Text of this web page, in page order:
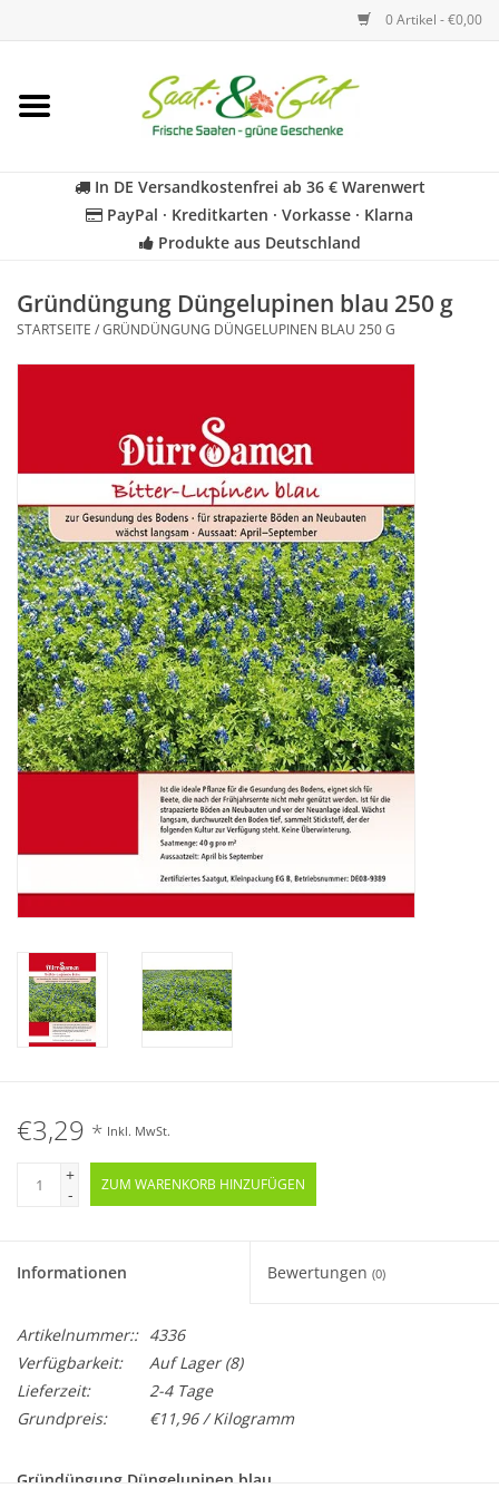
0 Artikel - €0,00
Startseite
Kräuter
Geschenkideen
Katalog
In DE Versandkostenfrei ab 36 € Warenwert
PayPal · Kreditkarten · Vorkasse · Klarna
Produkte aus Deutschland
Gründüngung Düngelupinen blau 250 g
STARTSEITE /GRÜNDÜNGUNG DÜNGELUPINEN BLAU 250 G
€3,29 * Inkl. MwSt.
+
-
ZUM WARENKORB HINZUFÜGEN
Informationen Bewertungen (0)
Artikelnummer:: 4336
Verfügbarkeit:
Auf Lager(8)
Lieferzeit:
2-4 Tage
Grundpreis:
€11,96 / Kilogramm
Gründüngung Düngelupinen blau